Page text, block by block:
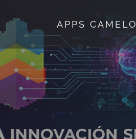
APPS